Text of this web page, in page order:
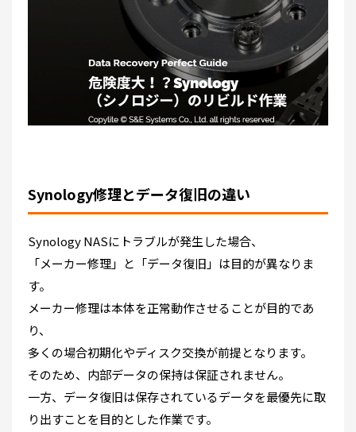
Synology修理とデータ復旧の違い
Synology NASにトラブルが発生した場合、
「メーカー修理」と「データ復旧」は目的が異なりま
す。
メーカー修理は本体を正常動作させることが目的であ
り、
多くの場合初期化やディスク交換が前提となります。
そのため、内部データの保持は保証されません。
一方、データ復旧は保存されているデータを最優先に取
り出すことを目的とした作業です。